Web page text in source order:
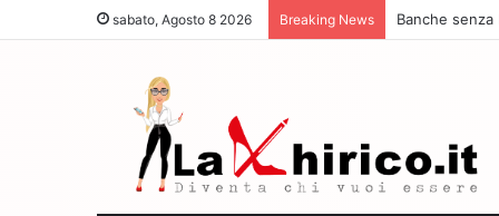
sabato, Agosto 8 2026 Breaking News Banche